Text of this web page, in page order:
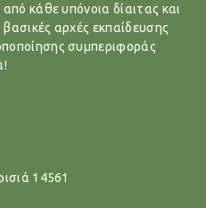
κάθε υπόνοια δίαιτας και
αρχές εκπαίδευσης
συμπεριφοράς
14561